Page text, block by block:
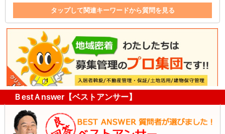
タップして関連キーワードから質問を見る
建物 取り壊し 老朽化 倒壊 修理 退去
修繕費
正当事由
借家 家 家賃
建物老朽化
ＢestＡnswer【ベストアンサー】